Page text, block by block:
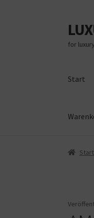
Zur
Zum
Inhalt
for
Start
Start